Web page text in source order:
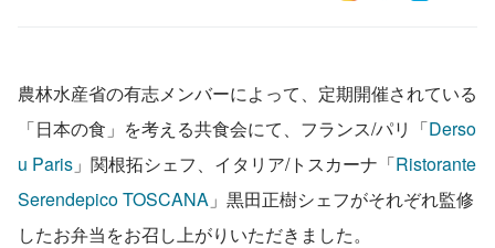
農林水産省の有志メンバーによって、定期開催されている
「日本の食」を考える共食会にて、フランス/パリ「Derso
u Paris 」関根拓シェフ、イタリア/トスカーナ「Ristorante
Serendepico TOSCANA 」黒田正樹シェフがそれぞれ監修
したお弁当をお召し上がりいただきました。